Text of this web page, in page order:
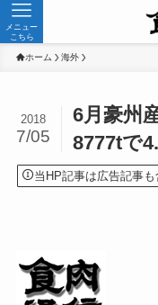
メニュー
こちら
ホーム 海外
6月豪州
8777tで
2018
7/05
当HP記事は広告記事も